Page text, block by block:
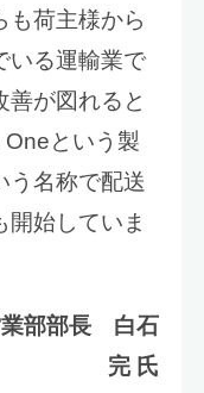
も荷主様から
いる運輸業で
善が図れると
という製
う名称で配送
開始していま
業部部長 白石
完 氏